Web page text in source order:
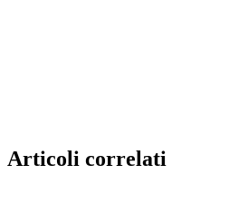
Articoli correlati